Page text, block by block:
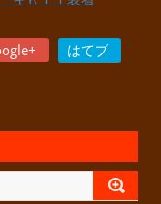
はてブ